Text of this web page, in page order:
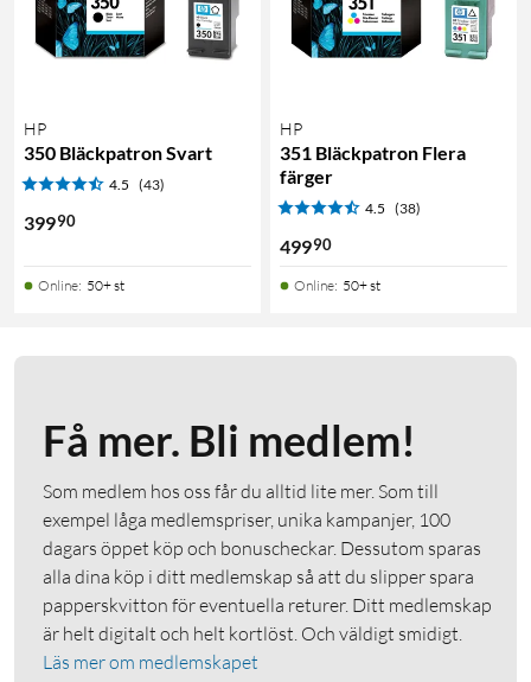
HP
350 Bläckpatron Svart
4.5 (43)
39990
Online: 50+ st
HP
351 Bläckpatron Flera
färger
4.5 (38)
49990
Online: 50+ st
Få mer. Bli medlem!
Som medlem hos oss får du alltid lite mer. Som till
exempel låga medlemspriser, unika kampanjer, 100
dagars öppet köp och bonuscheckar. Dessutom sparas
alla dina köp i ditt medlemskap så att du slipper spara
papperskvitton för eventuella returer. Ditt medlemskap
är helt digitalt och helt kortlöst. Och väldigt smidigt.
Läs mer om medlemskapet